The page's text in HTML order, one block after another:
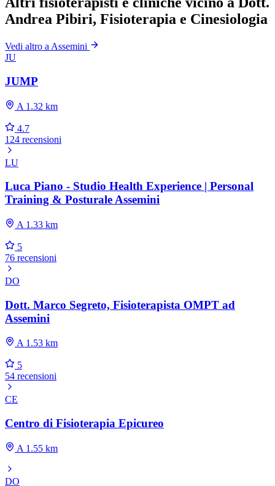
Andrea Pibiri, Fisioterapia e Cinesiologia
Vedi altro a Assemini
JU
JUMP
A 1.32 km
4.7
124 recensioni
LU
Luca Piano - Studio Health Experience | Personal
Training & Posturale Assemini
A 1.33 km
5
76 recensioni
DO
Dott. Marco Segreto, Fisioterapista OMPT ad
Assemini
A 1.53 km
5
54 recensioni
CE
Centro di Fisioterapia Epicureo
A 1.55 km
DO